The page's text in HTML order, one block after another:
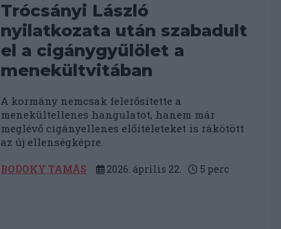
Trócsányi László
nyilatkozata után szabadult
el a cigánygyűlölet a
menekültvitában
A kormány nemcsak felerősítette a
menekültellenes hangulatot, hanem már
meglévő cigányellenes előítéleteket is rákötött
az új ellenségképre.
BODOKY TAMÁS 2026. április 22. 5 perc